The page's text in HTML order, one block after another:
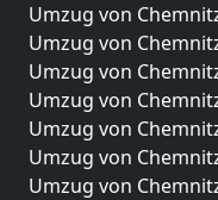
Umzug von
Umzug von
Umzug von
Umzug von
Umzug von
Umzug von
Umzug von